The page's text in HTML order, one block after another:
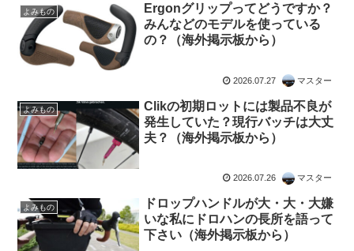
よみもの
Ergonグリップってどうですか？
みんなどのモデルを使っている
の？（海外掲示板から）
2026.07.27 マスター
よみもの
Clikの初期ロットには製品不良が
発生していた？現行バッチは大丈
夫？（海外掲示板から）
2026.07.26 マスター
よみもの
ドロップハンドルが大・大・大嫌
いな私にドロハンの長所を語って
下さい（海外掲示板から）